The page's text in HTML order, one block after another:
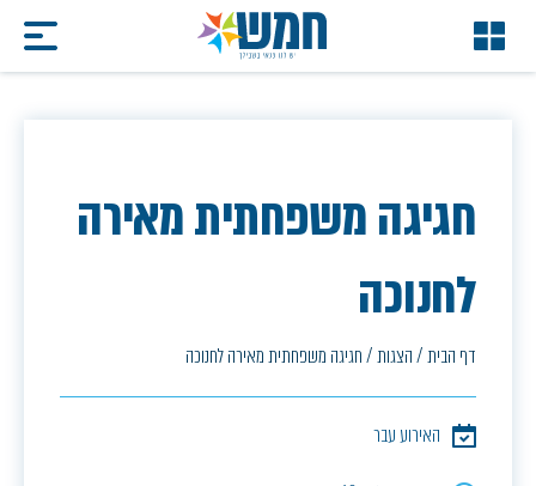
חגיגה משפחתית מאירה
לחנוכה
דף הבית/הצגות/חגיגה משפחתית מאירה לחנוכה
האירוע עבר